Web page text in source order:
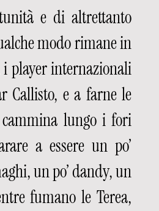
e di altrettanto
modo rimane in
player internazionali
Callisto, e a farne le
cammina lungo i fori
a essere un po’
un po’ dandy, un
fumano le Terea,